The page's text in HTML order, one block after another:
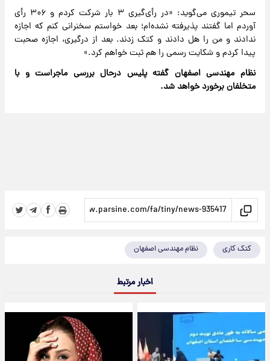
سحر تیموری می‌گوید: «در رأی‌گیری ۳ بار شرکت کردم و ۳۰۶ رأی
آوردم اما گفتند پذیرفته نشده‌ام؛ بعد خواستم سخنرانی کنم که اجازه
ندادند و من را هل دادند و کتک زدند. بعد از درگیری، اجازه صحبت
پیدا کردم و شکایت رسمی را هم ثبت خواهم کرد.»
نظام مهندسی اصفهان گفته پلیس درحال بررسی ماجراست و با
متخلفان برخورد خواهد شد.
کتک کاری نظام مهندسی اصفهان
اخبار مرتبط